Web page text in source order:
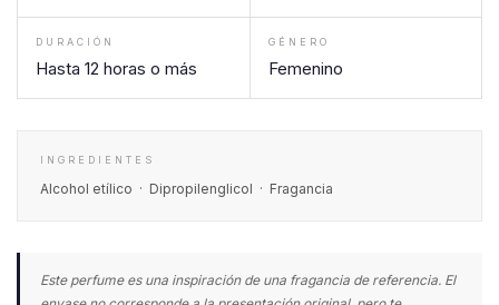
DURACIÓN
Hasta 12 horas o más
GÉNERO
Femenino
INGREDIENTES
Alcohol etílico · Dipropilenglicol · Fragancia
Este perfume es una inspiración de una fragancia de referencia. El